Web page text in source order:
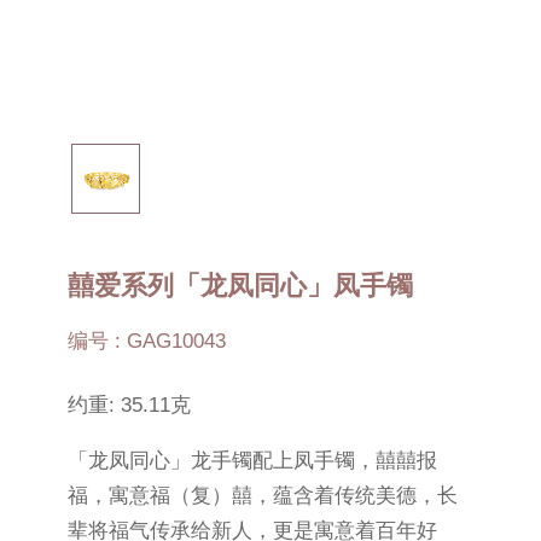
囍爱系列「龙凤同心」凤手镯
编号 : GAG10043
约重: 35.11克
「龙凤同心」龙手镯配上凤手镯，囍囍报
福，寓意福（复）囍，蕴含着传统美德，长
辈将福气传承给新人，更是寓意着百年好